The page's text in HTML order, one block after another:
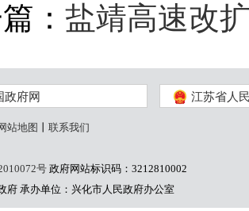
： 盐靖高速改
政府网 江苏省人
站地图
联系我们
号 政府网站标识码：3212810002
府 承办单位：兴化市人民政府办公室